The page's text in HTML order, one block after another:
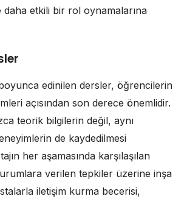
daha etkili bir rol oynamalarına
edinilen dersler, öğrencilerin
açısından son derece önemlidir.
teorik bilgilerin değil, aynı
de kaydedilmesi
her aşamasında karşılaşılan
verilen tepkiler üzerine inşa
iletişim kurma becerisi,